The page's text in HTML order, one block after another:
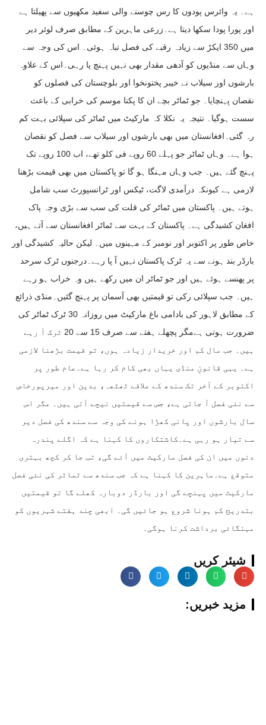
ہے۔ یہ وائرس پودوں کا رس چوسنے والی سفید مکھیوں سے پھیلتا ہے
اور پورا پودا سکھا دیتا ہے۔زرعی ماہرین کے مطابق صرف لوئر دیر
میں 350 ایکڑ سے زیادہ رقبے کی فصل تباہ ہوئی۔ اس کی وجہ سے
وہاں سے منڈیوں کو آدھی مقدار بھی نہیں پہنچ پا رہی۔اس کے علاوہ
بارشوں اور سیلاب نے خیبر پختونخوا اور بلوچستان کی فصلوں کو
نقصان پہنچایا۔ جو ٹماٹر بچے ان کا پکنا موسم کی خرابی کے باعث
سست ہوگیا۔ نتیجہ یہ نکلا کہ مارکیٹ میں ٹماٹر کی سپلائی بہت کم
رہ گئی۔افغانستان میں بھی بارشوں اور سیلاب سے فصل کو نقصان
ہوا ہے۔ وہاں ٹماٹر جو پہلے 60 روپے فی کلو تھے، اب 100 روپے تک
پہنچ گئے ہیں۔ جب وہاں مہنگا ہو گا تو پاکستان میں بھی قیمت بڑھنا
لازمی ہے کیونکہ درآمدی لاگت، ٹیکس اور ٹرانسپورٹ سب شامل
ہوتے ہیں۔ پاکستان میں ٹماٹر کی قلت کی سب سے بڑی وجہ پاک
افغان کشیدگی ہے۔ پاکستان کے بہت سے ٹماٹر افغانستان سے آتے ہیں،
خاص طور پر اکتوبر اور نومبر کے مہینوں میں۔ لیکن حالیہ کشیدگی اور
بارڈر بند ہونے سے یہ ٹرک پاکستان نہیں آ پا رہے۔درجنوں ٹرک سرحد
پر پھنسے ہوئے ہیں اور جو ٹماٹر ان میں رکھے ہیں وہ خراب ہو رہے
ہیں۔ جب سپلائی رکی تو قیمتیں بھی آسمان پر پہنچ گئیں۔منڈی ذرائع
کے مطابق لاہور کی بادامی باغ مارکیٹ میں روزانہ 30 ٹرک ٹماٹر کی
ضرورت ہوتی ہےمگر پچھلے ہفتے سے صرف 15 سے 20 ٹرک آ رہے
ہیں۔ جب مال کم اور خریدار زیادہ ہوں، تو قیمت بڑھنا لازمی
ہے۔ یہی قانونِ منڈی یہاں بھی کام کر رہا ہے۔عام طور پر
اکتوبر کے آخر تک سندھ کے علاقے ٹھٹھہ، بدین اور میرپورخاص
سے نئی فصل آ جاتی ہے، جس سے قیمتیں نیچے آتی ہیں۔ مگر اس
سال بارشوں اور پانی کھڑا ہونے کی وجہ سے سندھ کی فصل دیر
سے تیار ہو رہی ہے۔کاشتکاروں کا کہنا ہے کہ اگلے پندرہ
دنوں میں ان کی فصل مارکیٹ میں آئے گی، تب جا کر کچھ بہتری
متوقع ہے۔ماہرین کا کہنا ہے کہ جب سندھ سے ٹماٹر کی نئی فصل
مارکیٹ میں پہنچے گی اور بارڈر دوبارہ کھلے گا تو قیمتیں
بتدریج کم ہونا شروع ہو جائیں گی۔ ابھی چند ہفتے شہریوں کو
مہنگائی برداشت کرنا ہوگی۔
شیئر کریں
:مزید خبریں